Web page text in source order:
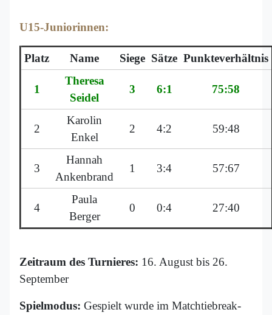
U15-Juniorinnen:
Platz Name Siege Sätze Punkteverhältnis
1
Theresa
Seidel
3 6:1 75:58
2
Karolin
Enkel
2 4:2 59:48
3
Hannah
Ankenbrand
1 3:4 57:67
4
Paula
Berger
0 0:4 27:40
Zeitraum des Turnieres: 16. August bis 26.
September
Spielmodus: Gespielt wurde im Matchtiebreak-